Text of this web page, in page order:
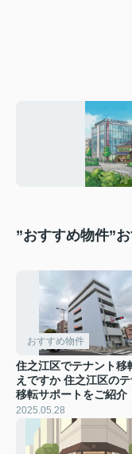
”おすすめ物件”
おすすめ物件
住之江区でテナント移
えですか 住之江区の
移転サポートをご紹介
2025.05.28